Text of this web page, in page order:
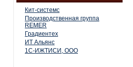
Кит-системс
Производственная группа
REMER
Градиентех
ИТ Альянс
1С-ИЖТИСИ, ООО